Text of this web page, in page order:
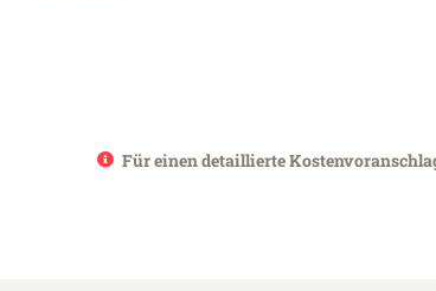
Für einen detaillierte